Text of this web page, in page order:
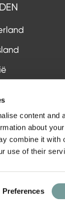
content and
about
combine it with
use of their
Preferences
alle landen